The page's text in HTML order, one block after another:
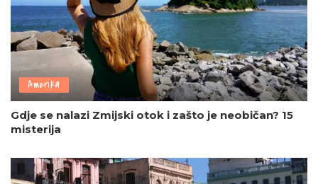
Amerika
Gdje se nalazi Zmijski otok i zašto je neobičan? 15
misterija